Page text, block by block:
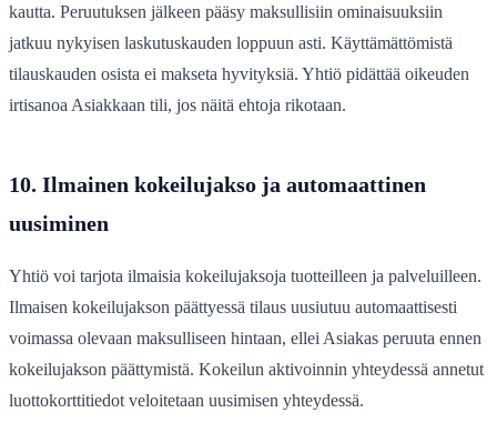
kautta. Peruutuksen jälkeen pääsy maksullisiin ominaisuuksiin
jatkuu nykyisen laskutuskauden loppuun asti. Käyttämättömistä
tilauskauden osista ei makseta hyvityksiä. Yhtiö pidättää oikeuden
irtisanoa Asiakkaan tili, jos näitä ehtoja rikotaan.
10. Ilmainen kokeilujakso ja automaattinen
uusiminen
Yhtiö voi tarjota ilmaisia kokeilujaksoja tuotteilleen ja palveluilleen.
Ilmaisen kokeilujakson päättyessä tilaus uusiutuu automaattisesti
voimassa olevaan maksulliseen hintaan, ellei Asiakas peruuta ennen
kokeilujakson päättymistä. Kokeilun aktivoinnin yhteydessä annetut
luottokorttitiedot veloitetaan uusimisen yhteydessä.